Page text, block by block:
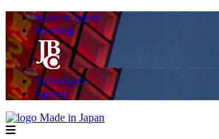
Made in Japan
Hashitag
AkibaSpace
Agenda
menu